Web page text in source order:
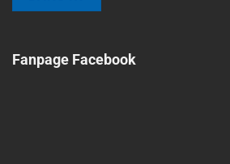
Fanpage Facebook